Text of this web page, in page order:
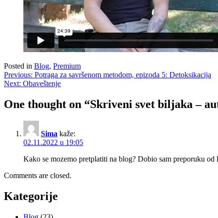
Posted in Blog, Premium
Kretanje
članka
Previous: Potraga za savršenom metodom, epizoda 5: Detoksikacija
Next: Obaveštenje
One thought on “Skriveni svet biljaka –
Sima kaže:
02.11.2022 u 19:05
Kako se mozemo pretplatiti na blog? Dobio sam preporuku
Comments are closed.
Kategorije